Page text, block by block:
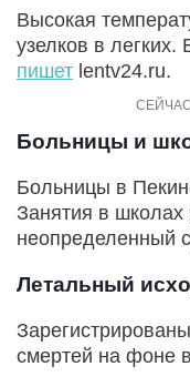
Высокая
узелков в
пишет lentv24.ru.
Больницы и
Больницы в
Занятия в
неопределенный
Летальный
смертей на фоне